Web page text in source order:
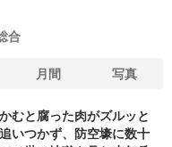
合
月間 写真
むと腐った肉がズルッと
いつかず、防空壕に数十